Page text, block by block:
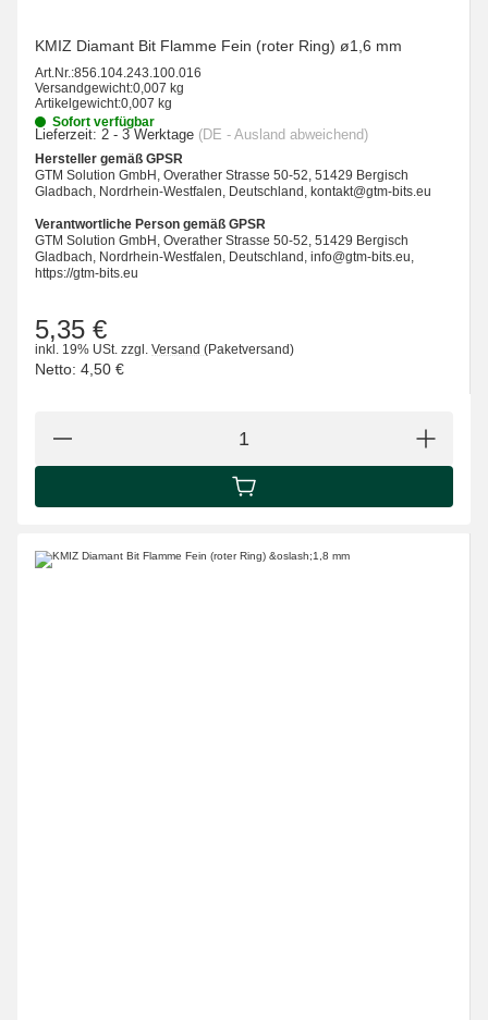
KMIZ Diamant Bit Flamme Fein (roter Ring) ø1,6 mm
Art.Nr.:856.104.243.100.016
Versandgewicht:0,007 kg
Artikelgewicht:0,007 kg
Sofort verfügbar
Lieferzeit: 2 - 3 Werktage (DE - Ausland abweichend)
Hersteller gemäß GPSR
GTM Solution GmbH, Overather Strasse 50-52, 51429 Bergisch
Gladbach, Nordrhein-Westfalen, Deutschland, kontakt@gtm-bits.eu
Verantwortliche Person gemäß GPSR
GTM Solution GmbH, Overather Strasse 50-52, 51429 Bergisch
Gladbach, Nordrhein-Westfalen, Deutschland, info@gtm-bits.eu,
https://gtm-bits.eu
5,35 €
inkl. 19% USt. zzgl. Versand (Paketversand)
Netto: 4,50 €
IN DEN WARENKORB